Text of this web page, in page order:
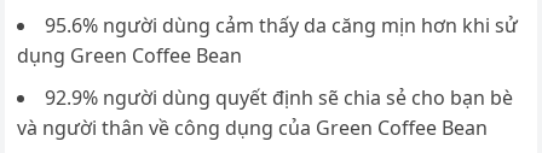
95.6% người dùng cảm thấy da căng mịn hơn khi sử
dụng Green Coffee Bean
92.9% người dùng quyết định sẽ chia sẻ cho bạn bè
và người thân về công dụng của Green Coffee Bean